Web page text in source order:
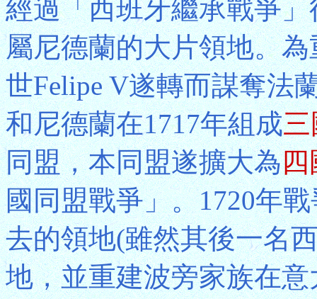
經過「西班牙繼承戰爭
屬尼德蘭的大片領地。
世Felipe V遂轉而謀奪法
和尼德蘭在1717年組成三
同盟，本同盟遂擴大為四
國同盟戰爭」。1720年
去的領地(雖然其後一名
地，並重建波旁家族在